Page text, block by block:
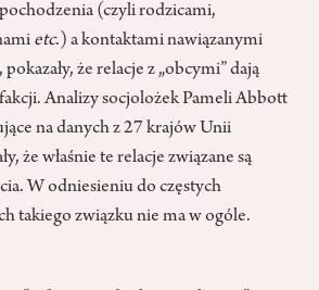
(czyli rodzicami,
etc.) a kontaktami nawiązanymi
że relacje z „obcymi” dają
Analizy socjolożek Pameli Abbott
na danych z 27 krajów Unii
że właśnie te relacje związane są
W odniesieniu do częstych
takiego związku nie ma w ogóle.